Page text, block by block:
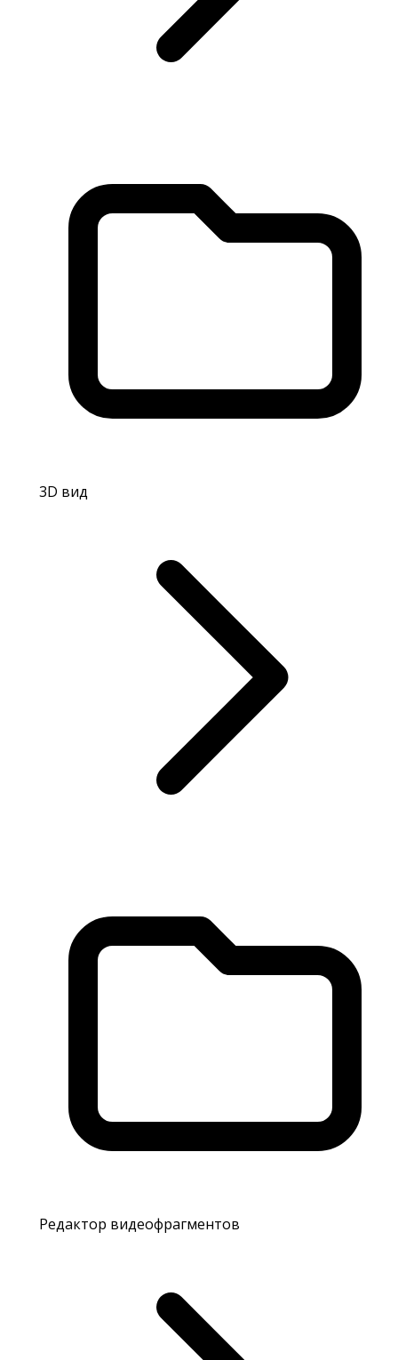
3D вид
Редактор видеофрагментов